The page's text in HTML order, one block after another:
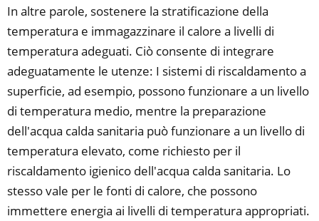
In altre parole, sostenere la stratificazione della
temperatura e immagazzinare il calore a livelli di
temperatura adeguati. Ciò consente di integrare
adeguatamente le utenze: I sistemi di riscaldamento a
superficie, ad esempio, possono funzionare a un livello
di temperatura medio, mentre la preparazione
dell'acqua calda sanitaria può funzionare a un livello di
temperatura elevato, come richiesto per il
riscaldamento igienico dell'acqua calda sanitaria. Lo
stesso vale per le fonti di calore, che possono
immettere energia ai livelli di temperatura appropriati.